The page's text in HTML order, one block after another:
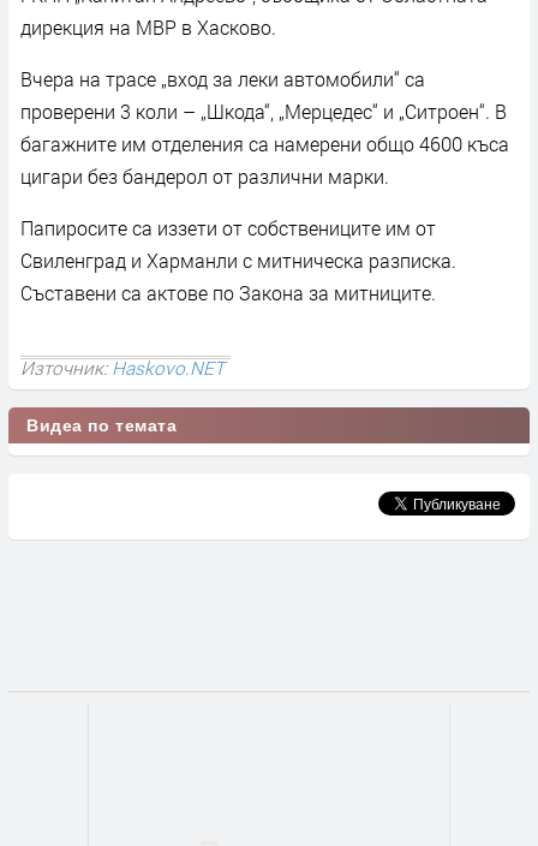
дирекция на МВР в Хасково.
Вчера на трасе „вход за леки автомобили“ са
проверени 3 коли – „Шкода“, „Мерцедес“ и „Ситроен“. В
багажните им отделения са намерени общо 4600 къса
цигари без бандерол от различни марки.
Папиросите са иззети от собствениците им от
Свиленград и Харманли с митническа разписка.
Съставени са актове по Закона за митниците.
Източник:Haskovo.NET
Видеа по темата